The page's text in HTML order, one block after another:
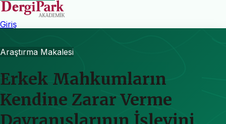
Giriş
Araştırma Makalesi
Erkek Mahkumların
Kendine Zarar Verme